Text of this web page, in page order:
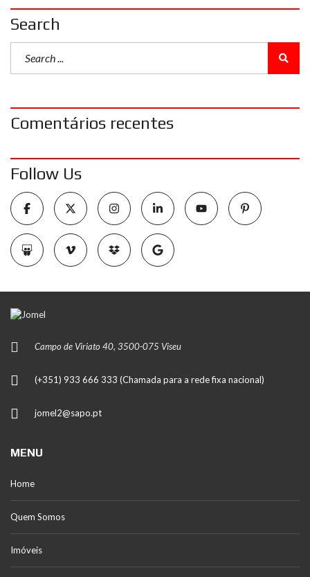
Search
Comentários recentes
Follow Us
Campo de Viriato 40, 3500-075 Viseu
(+351) 933 666 333 (Chamada para a rede fixa nacional)
jomel2@sapo.pt
MENU
Home
Quem Somos
Imóveis